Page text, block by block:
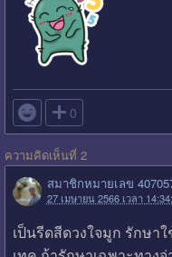
 0
ความคิดเห็นที่ 2
สมาชิกหมายเลข
27 เมษายน 2566 เวลา
เป็นรีดสีดวงใจมูก รักษา